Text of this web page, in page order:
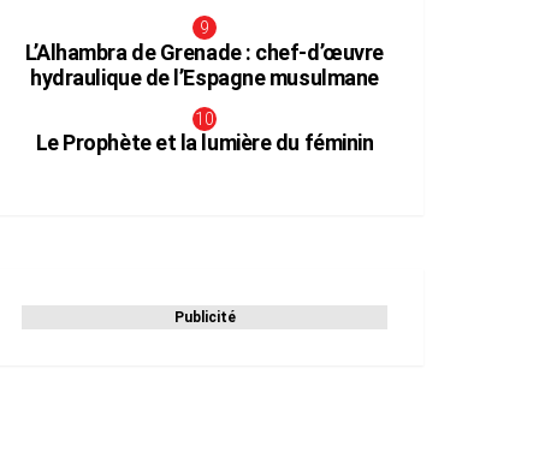
L’Alhambra de Grenade : chef-d’œuvre
hydraulique de l’Espagne musulmane
Le Prophète et la lumière du féminin
Publicité